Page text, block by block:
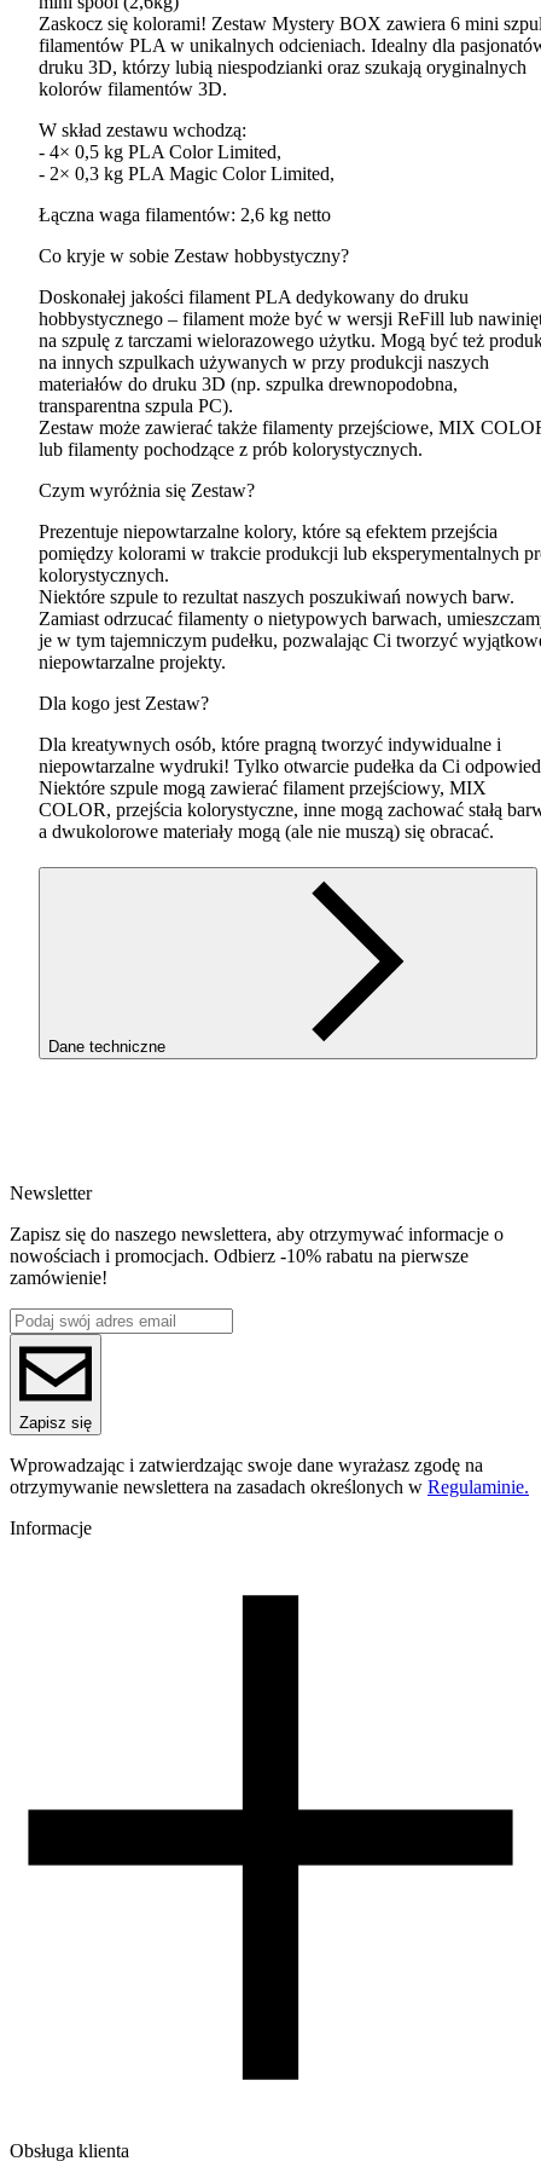
Zaskocz się kolorami! Zestaw Mystery BOX zawiera 6 mini
filamentów PLA w unikalnych odcieniach. Idealny dla
druku 3D, którzy lubią niespodzianki oraz szukają oryginalnych
kolorów filamentów 3D.
W skład zestawu wchodzą:
- 4× 0,5 kg PLA Color Limited,
- 2× 0,3 kg PLA Magic Color Limited,
Łączna waga filamentów: 2,6 kg netto
Co kryje w sobie Zestaw hobbystyczny?
Doskonałej jakości filament PLA dedykowany do druku
hobbystycznego – filament może być w wersji ReFill lub
na szpulę z tarczami wielorazowego użytku. Mogą być też
na innych szpulkach używanych w przy produkcji naszych
materiałów do druku 3D (np. szpulka drewnopodobna,
transparentna szpula PC).
Zestaw może zawierać także filamenty przejściowe, MIX
lub filamenty pochodzące z prób kolorystycznych.
Czym wyróżnia się Zestaw?
Prezentuje niepowtarzalne kolory, które są efektem przejścia
pomiędzy kolorami w trakcie produkcji lub eksperymentalnych
kolorystycznych.
Niektóre szpule to rezultat naszych poszukiwań nowych barw.
Zamiast odrzucać filamenty o nietypowych barwach,
je w tym tajemniczym pudełku, pozwalając Ci tworzyć
niepowtarzalne projekty.
Dla kogo jest Zestaw?
Dla kreatywnych osób, które pragną tworzyć indywidualne i
niepowtarzalne wydruki! Tylko otwarcie pudełka da Ci
Niektóre szpule mogą zawierać filament przejściowy, MIX
COLOR, przejścia kolorystyczne, inne mogą zachować stałą
a dwukolorowe materiały mogą (ale nie muszą) się obracać.
Dane techniczne
Waga netto [kg]
Średnica [mm]
1.75
Seria
MYSTERY BOX
Waga szpuli [g]
0
Waga brutto [g]
0
Ilość sztuk w opakowaniu zbiorczym:
0
Newsletter
Zapisz się do naszego newslettera, aby otrzymywać informacje o
nowościach i promocjach. Odbierz -10% rabatu na pierwsze
zamówienie!
Zapisz się
Wprowadzając i zatwierdzając swoje dane wyrażasz zgodę na
otrzymywanie newslettera na zasadach określonych w Regulaminie.
Informacje
Obsługa klienta